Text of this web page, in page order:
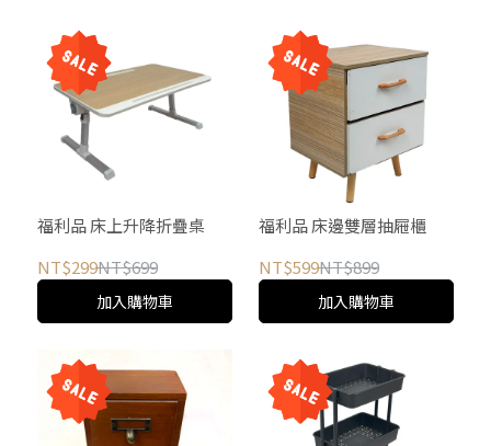
福利品 床上升降折疊桌
NT$299NT$699
加入購物車
福利品 床邊雙層抽屜櫃
NT$599NT$899
加入購物車